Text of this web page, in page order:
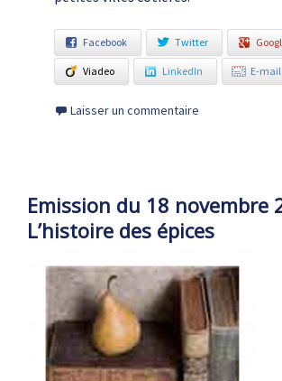
Facebook Twitter
Viadeo LinkedIn E-mail
Laisser un commentaire
Emission du 18 novembre
L’histoire des épices